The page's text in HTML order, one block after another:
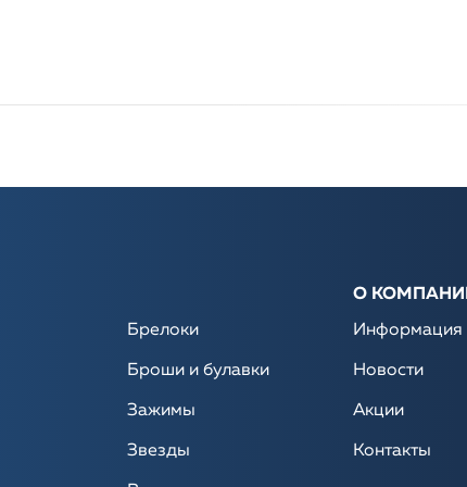
Брелоки
Броши и булавки
Зажимы
Звезды
О
Информация
Новости
Акции
Контакты